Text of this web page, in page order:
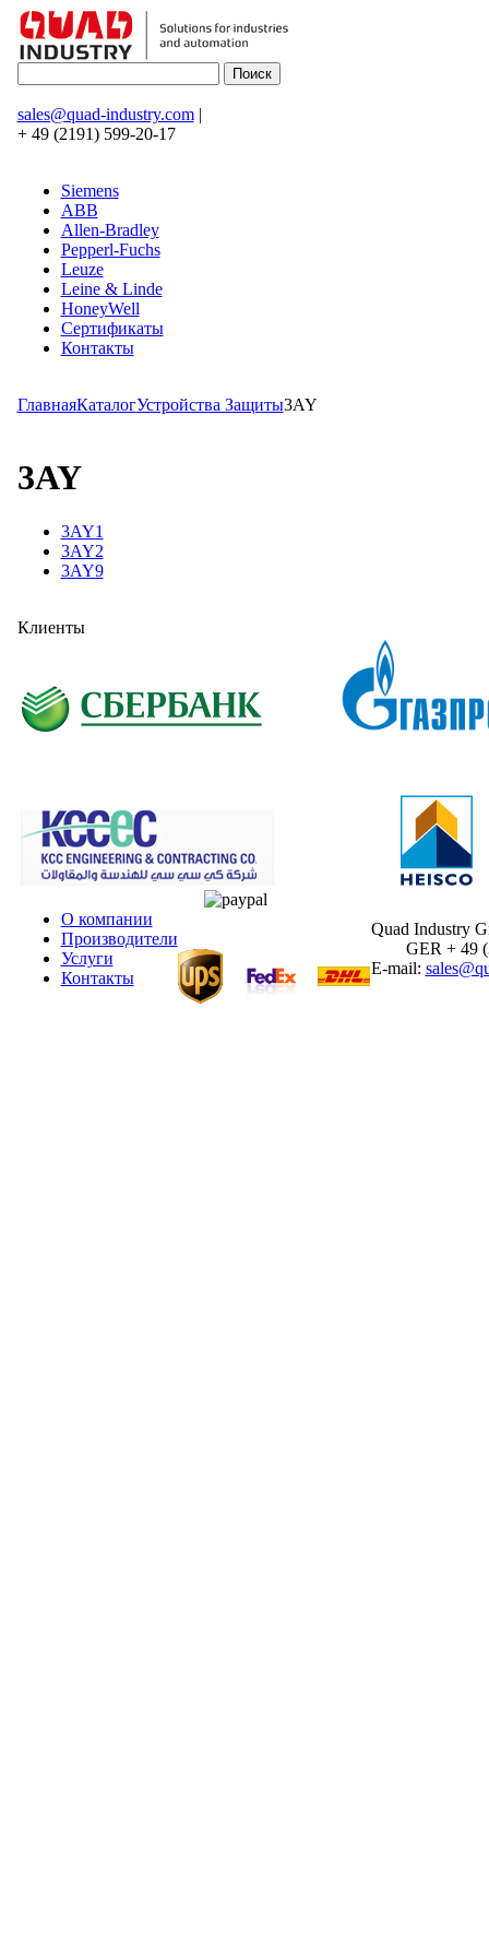
sales@quad-industry.com|
+ 49 (2191) 599-20-17
Siemens
ABB
Allen-Bradley
Pepperl-Fuchs
Leuze
Leine & Linde
HoneyWell
Сертификаты
Контакты
ГлавнаяКаталогУстройства Защиты3AY
3AY
3AY1
3AY2
3AY9
Клиенты
О компании
Производители
Услуги
Контакты
Quad Industry
GER + 49
E-mail: